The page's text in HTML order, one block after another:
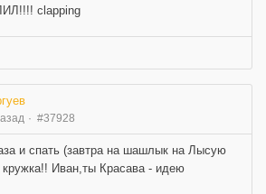
clapping
#37928
и спать (завтра на шашлык на Лысую
Иван,ты Красава - идею